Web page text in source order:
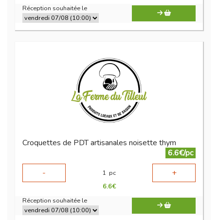
Réception souhaitée le
Croquettes de PDT artisanales noisette thym
6.6€/pc
-
1 pc +
6.6€
Réception souhaitée le